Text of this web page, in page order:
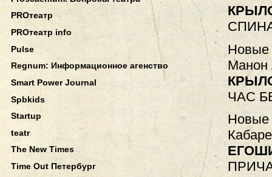
Новые
Манон
ЧАС
Новые
PROтеатр
PROтеатр info
Pulse
Regnum: Информационное агенство
Smart Power Journal
Spbkids
Startup
teatr
The New Times
Time Out Петербург